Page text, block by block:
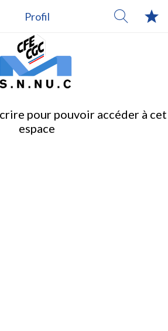
Profil
pour pouvoir accéder à cet
espace